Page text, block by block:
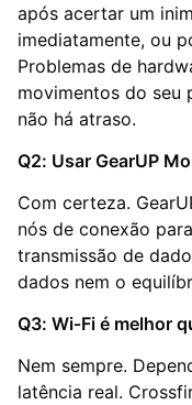
após acertar um
imediatamente, ou
Problemas de
movimentos do seu
não há atraso.
Q2: Usar GearUP
Com certeza.
nós de conexão
transmissão de
dados nem o
Q3: Wi‑Fi é melhor
Nem sempre.
latência real.